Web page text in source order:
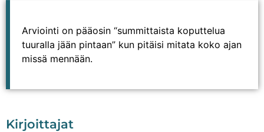
Arviointi on pääosin “summittaista koputtelua
tuuralla jään pintaan” kun pitäisi mitata koko ajan
missä mennään.
Kirjoittajat